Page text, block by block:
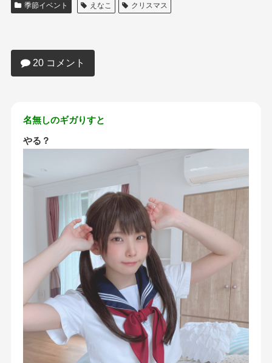
季節イベント えなこ クリスマス
になる
20 コメント
名無しのギガりすと
やる？